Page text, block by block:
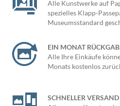
Alle Kunstwerke auf
spezielles Klapp-
Museumsstandard
EIN MONAT
Alle Ihre Einkäufe
Monats kostenlos
SCHNELLER VERSAND